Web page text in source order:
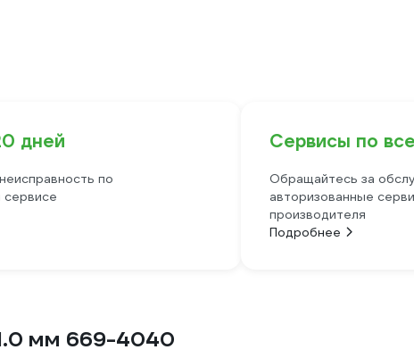
дней
по
сервисе
Сервисы по
Обращайтесь за
авторизованные
производителя
Подробнее
мм 669-4040